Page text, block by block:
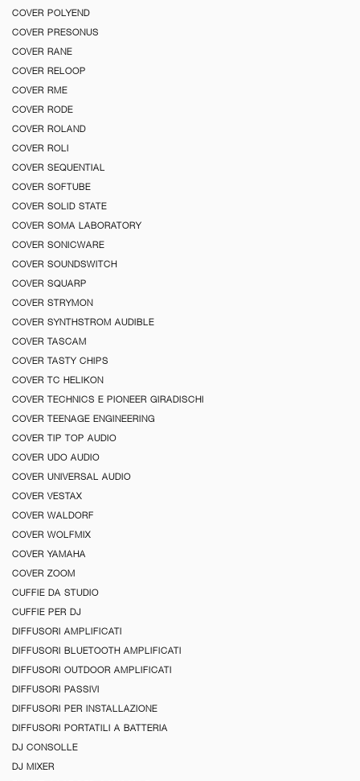
COVER POLYEND
COVER PRESONUS
COVER RANE
COVER RELOOP
COVER RME
COVER RODE
COVER ROLAND
COVER ROLI
COVER SEQUENTIAL
COVER SOFTUBE
COVER SOLID STATE
COVER SOMA LABORATORY
COVER SONICWARE
COVER SOUNDSWITCH
COVER SQUARP
COVER STRYMON
COVER SYNTHSTROM AUDIBLE
COVER TASCAM
COVER TASTY CHIPS
COVER TC HELIKON
COVER TECHNICS E PIONEER GIRADISCHI
COVER TEENAGE ENGINEERING
COVER TIP TOP AUDIO
COVER UDO AUDIO
COVER UNIVERSAL AUDIO
COVER VESTAX
COVER WALDORF
COVER WOLFMIX
COVER YAMAHA
COVER ZOOM
CUFFIE DA STUDIO
CUFFIE PER DJ
DIFFUSORI AMPLIFICATI
DIFFUSORI BLUETOOTH AMPLIFICATI
DIFFUSORI OUTDOOR AMPLIFICATI
DIFFUSORI PASSIVI
DIFFUSORI PER INSTALLAZIONE
DIFFUSORI PORTATILI A BATTERIA
DJ CONSOLLE
DJ MIXER